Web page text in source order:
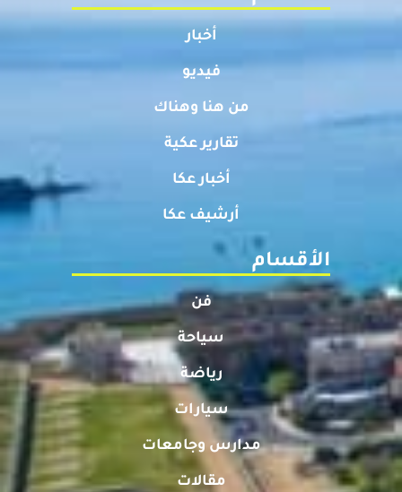
أخبار
فيديو
من هنا وهناك
تقارير عكية
أخبار عكا
أرشيف عكا
الأقسام
فن
سياحة
رياضة
سيارات
مدارس وجامعات
مقالات